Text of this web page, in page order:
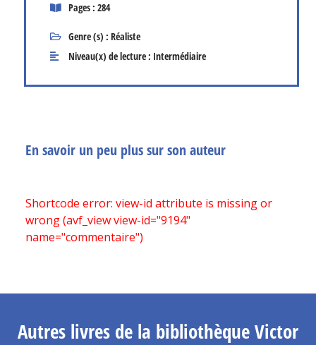
Pages : 284
Genre (s) : Réaliste
Niveau(x) de lecture : Intermédiaire
En savoir un peu plus sur son auteur
Shortcode error: view-id attribute is missing or
wrong (avf_view view-id="9194"
name="commentaire")
Autres livres de la bibliothèque Victor